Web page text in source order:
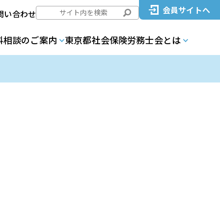
い合わせ 会員サイトへ
相談のご案内 東京都社会保険労務士会とは